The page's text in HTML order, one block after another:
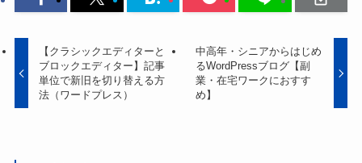
【クラシックエディターと
ブロックエディター】記事
単位で新旧を切り替える方
法（ワードプレス）
中高年・シニアからはじめ
るWordPressブログ【副
業・在宅ワークにおすす
め】